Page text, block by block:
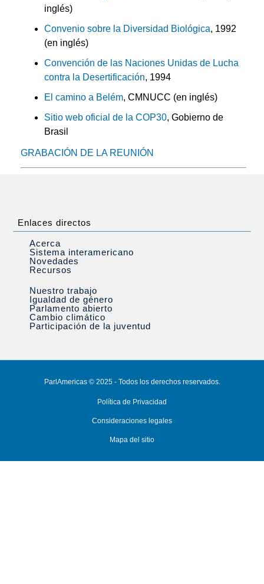
inglés)
Convenio sobre la Diversidad Biológica, 1992
(en inglés)
Convención de las Naciones Unidas de Lucha
contra la Desertificación, 1994
El camino a Belém, CMNUCC (en inglés)
Sitio web oficial de la COP30, Gobierno de
Brasil
GRABACIÓN DE LA REUNIÓN
Enlaces directos
Acerca
Sistema interamericano
Novedades
Recursos
Nuestro trabajo
Igualdad de género
Parlamento abierto
Cambio climático
Participación de la juventud
ParlAmericas © 2025 - Todos los derechos reservados.
Política de Privacidad
Consideraciones legales
Mapa del sitio